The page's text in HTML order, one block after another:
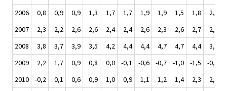
2006
0,8 0,9 0,9 1,3 1,7 1,7 1,9 1,9 1,5 1,8 2,1
2007
2,3 2,2 2,6 2,6 2,4 2,4 2,6 2,3 2,6 2,7 2,9
2008
3,8 3,7 3,9 3,5 4,2 4,4 4,4 4,7 4,7 4,4 3,6
2009
2,2 1,7 0,9 0,8 0,0 -0,1 -0,6 -0,7 -1,0 -1,5 -0,9
2010
-0,2 0,1 0,6 0,9 1,0 0,9 1,1 1,2 1,4 2,3 2,5